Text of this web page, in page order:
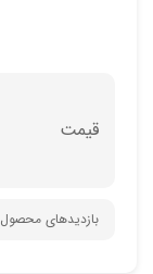
بازدیدهای محصول